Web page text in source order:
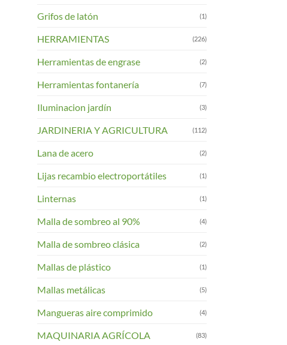
Grifos de latón (1)
HERRAMIENTAS (226)
Herramientas de engrase (2)
Herramientas fontanería (7)
Iluminacion jardín (3)
JARDINERIA Y AGRICULTURA (112)
Lana de acero (2)
Lijas recambio electroportátiles (1)
Linternas (1)
Malla de sombreo al 90% (4)
Malla de sombreo clásica (2)
Mallas de plástico (1)
Mallas metálicas (5)
Mangueras aire comprimido (4)
MAQUINARIA AGRÍCOLA (83)